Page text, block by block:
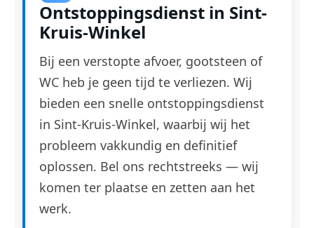
Ontstoppingsdienst in Sint-
Kruis-Winkel
Bij een verstopte afvoer, gootsteen of
WC heb je geen tijd te verliezen. Wij
bieden een snelle ontstoppingsdienst
in Sint-Kruis-Winkel, waarbij wij het
probleem vakkundig en definitief
oplossen. Bel ons rechtstreeks — wij
komen ter plaatse en zetten aan het
werk.